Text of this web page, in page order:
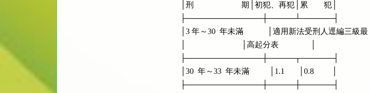
      │刑                        期│初犯、再犯│累        犯│
      ├──────────────┼─────┴──────┤
      │3 年～30  年未滿            │適用新法受刑人逕編三級最│
      │                            │高起分表                │
      ├──────────────┼─────┬──────┤
      │30  年～33  年未滿          │1.1       │0.8         │
      ├──────────────┼─────┼──────┤